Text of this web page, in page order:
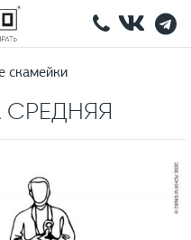
скамейки